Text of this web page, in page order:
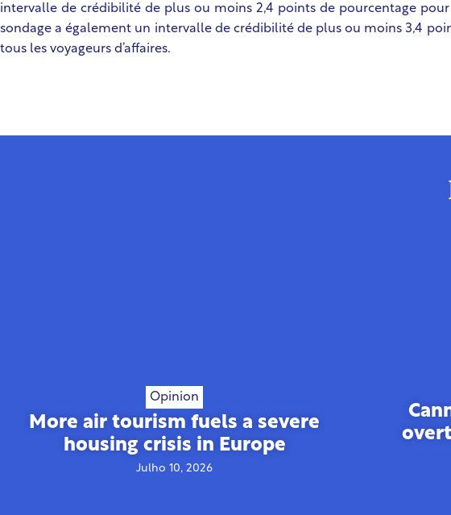
intervalle de crédibilité de plus ou moins 2,4 points de pourcentage
sondage a également un intervalle de crédibilité de plus ou moins 3,4
tous les voyageurs d’affaires.
Opinion
More air tourism fuels a severe
housing crisis in Europe
Julho 10, 2026